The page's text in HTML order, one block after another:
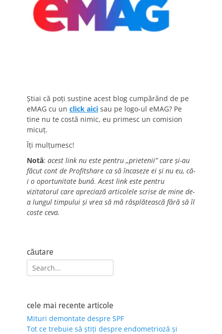
Știai că poți susține acest blog cumpărând de pe
eMAG cu un click aici sau pe logo-ul eMAG? Pe
tine nu te costă nimic, eu primesc un comision
micuț.
Îți mulțumesc!
Notă: acest link nu este pentru „prietenii” care și-au
făcut cont de Profitshare ca să încaseze ei și nu eu, că-
i o oportunitate bună. Acest link este pentru
vizitatorul care apreciază articolele scrise de mine de-
a lungul timpului și vrea să mă răsplătească fără să îl
coste ceva.
căutare
Search
for:
cele mai recente articole
Mituri demontate despre SPF
Tot ce trebuie să știți despre endometrioză și